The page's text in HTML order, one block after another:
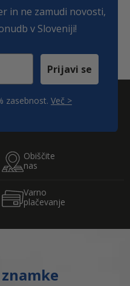
in ne zamudi novosti,
v Sloveniji!
Prijavi se
zasebnost. Več >
Obiščite
nas
Varno
plačevanje